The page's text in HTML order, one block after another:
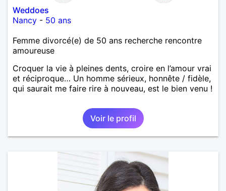
Weddoes
Nancy - 50 ans
Femme divorcé(e) de 50 ans recherche rencontre
amoureuse
Croquer la vie à pleines dents, croire en l’amour vrai
et réciproque… Un homme sérieux, honnête / fidèle,
qui saurait me faire rire à nouveau, est le bien venu !
Voir le profil